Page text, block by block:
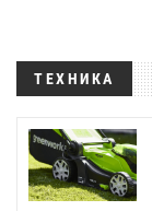
ТЕХНИКА